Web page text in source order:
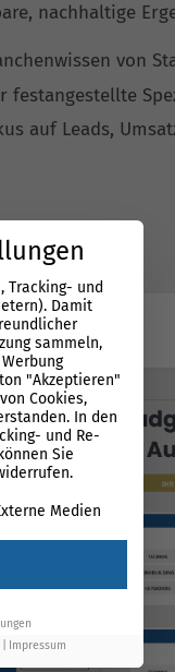
nachhaltige
von
festangestellte
auf Leads,
Tracking- und
Damit
sammeln,
"Akzeptieren"
Cookies,
In den
und Re-
Sie
für die
Medien
Impressum